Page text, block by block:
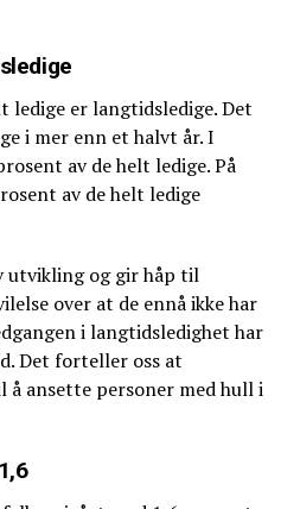
ledige er langtidsledige. Det
i mer enn et halvt år. I
av de helt ledige. På
av de helt ledige
utvikling og gir håp til
over at de ennå ikke har
i langtidsledighet har
Det forteller oss at
å ansette personer med hull i